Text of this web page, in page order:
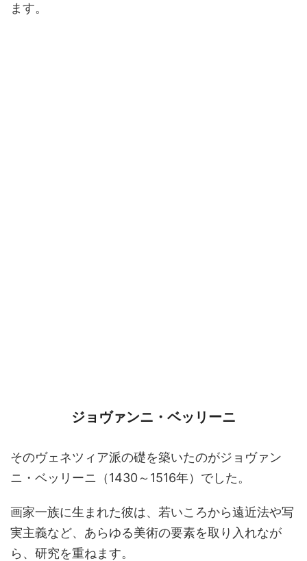
ます。
ジョヴァンニ・ベッリーニ
そのヴェネツィア派の礎を築いたのがジョヴァン
ニ・ベッリーニ（1430～1516年）でした。
画家一族に生まれた彼は、若いころから遠近法や写
実主義など、あらゆる美術の要素を取り入れなが
ら、研究を重ねます。